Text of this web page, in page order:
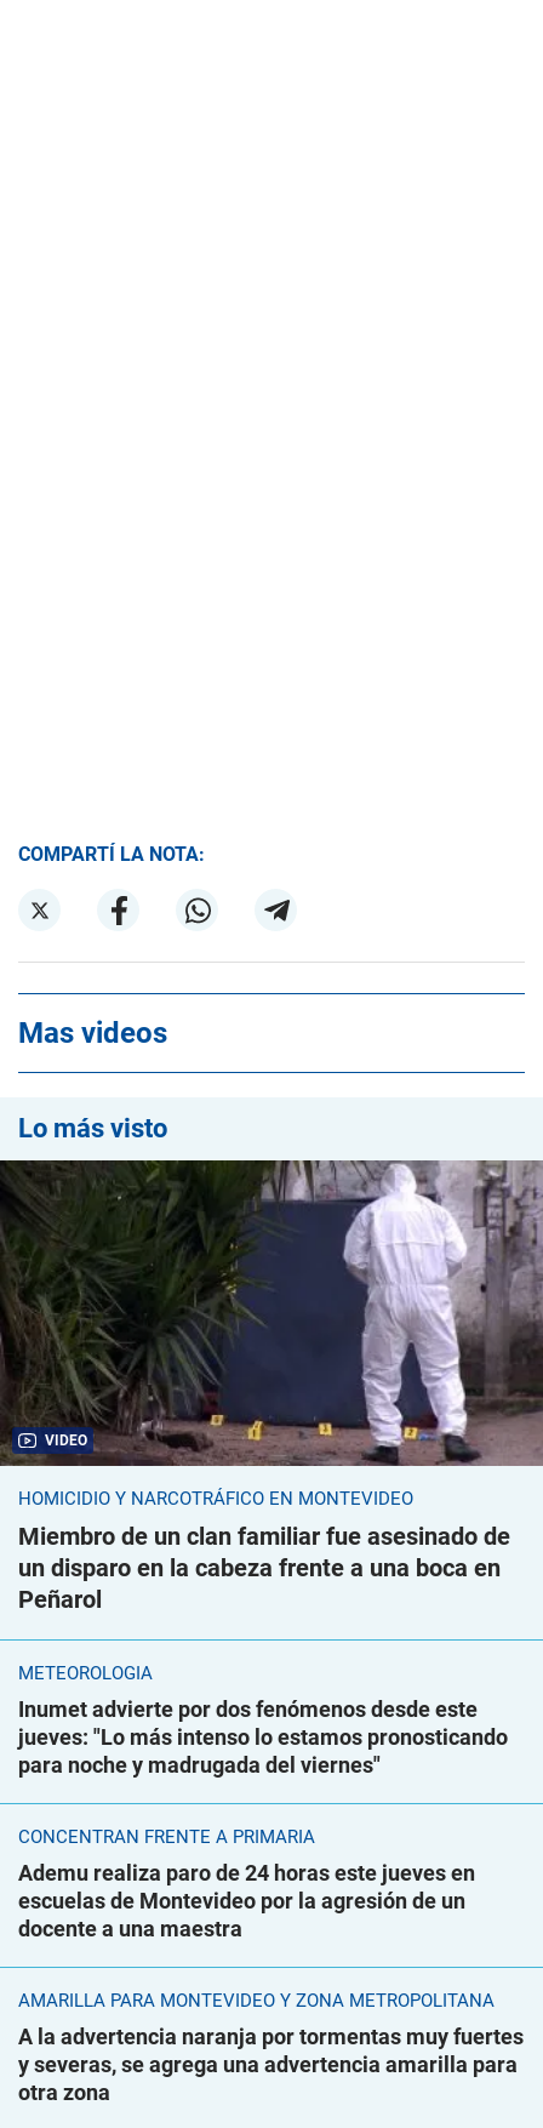
COMPARTÍ LA NOTA:
Mas videos
Lo más visto
VIDEO
HOMICIDIO Y NARCOTRÁFICO EN MONTEVIDEO
Miembro de un clan familiar fue asesinado de
un disparo en la cabeza frente a una boca en
Peñarol
METEOROLOGÍA
Inumet advierte por dos fenómenos desde este
jueves: "Lo más intenso lo estamos pronosticando
para noche y madrugada del viernes"
CONCENTRAN FRENTE A PRIMARIA
Ademu realiza paro de 24 horas este jueves en
escuelas de Montevideo por la agresión de un
docente a una maestra
AMARILLA PARA MONTEVIDEO Y ZONA METROPOLITANA
A la advertencia naranja por tormentas muy fuertes
y severas, se agrega una advertencia amarilla para
otra zona